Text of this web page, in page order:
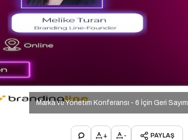
Marka ve Yönetim Konferansı - 6 İçin Geri Sayım
+ - PAYLAŞ